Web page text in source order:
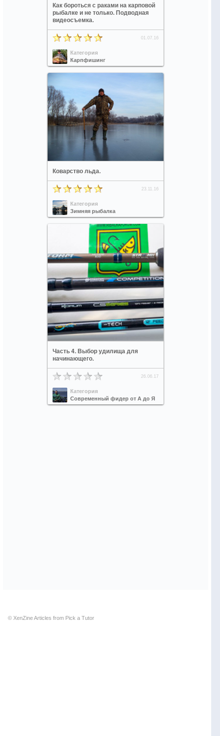
Как бороться с раками на карповой
рыбалке и не только. Подводная
видеосъемка.
01.07.16
Категория
Карпфишинг
Коварство льда.
23.11.16
Категория
Зимняя рыбалка
Часть 4. Выбор удилища для
начинающего.
26.06.17
Категория
Современный фидер от А до Я
© XenZineArticles from Pick a Tutor